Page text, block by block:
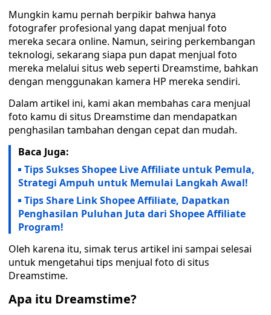
Mungkin kamu pernah berpikir bahwa hanya
fotografer profesional yang dapat menjual foto
mereka secara online. Namun, seiring perkembangan
teknologi, sekarang siapa pun dapat menjual foto
mereka melalui situs web seperti Dreamstime, bahkan
dengan menggunakan kamera HP mereka sendiri.
Dalam artikel ini, kami akan membahas cara menjual
foto kamu di situs Dreamstime dan mendapatkan
penghasilan tambahan dengan cepat dan mudah.
Baca Juga:
Tips Sukses Shopee Live Affiliate untuk Pemula,
Strategi Ampuh untuk Memulai Langkah Awal!
Tips Share Link Shopee Affiliate, Dapatkan
Penghasilan Puluhan Juta dari Shopee Affiliate
Program!
Oleh karena itu, simak terus artikel ini sampai selesai
untuk mengetahui tips menjual foto di situs
Dreamstime.
Apa itu Dreamstime?